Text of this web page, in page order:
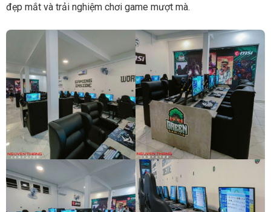
đẹp mắt và trải nghiệm chơi game mượt mà.